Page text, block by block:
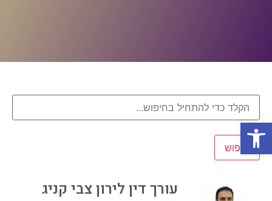
חיפוש
עורך דין לירון צבי קניג
פתח סרגל נגישות